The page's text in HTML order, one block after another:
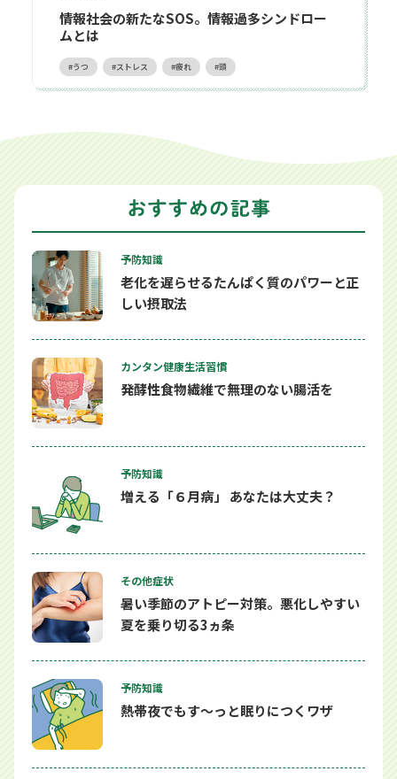
情報社会の新たなSOS。情報過多シンドロー
ムとは
うつ ストレス 疲れ 頭
予防知識
老化を遅らせるたんぱく質のパワーと正
しい摂取法
カンタン健康生活習慣
発酵性食物繊維で無理のない腸活を
予防知識
増える「６月病」 あなたは大丈夫？
その他症状
暑い季節のアトピー対策。悪化しやすい
夏を乗り切る3ヵ条
予防知識
熱帯夜でもす～っと眠りにつくワザ